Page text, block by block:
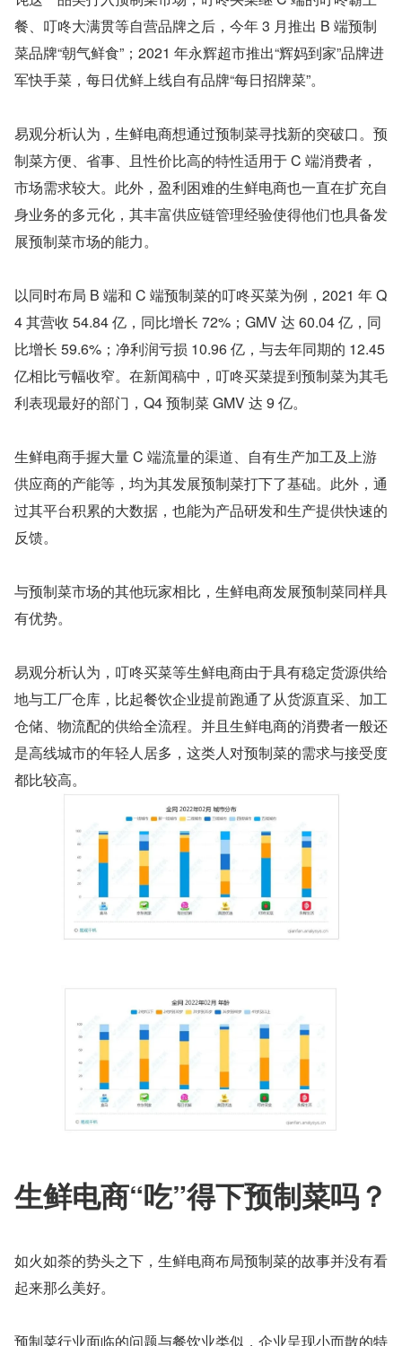
餐、叮咚大满贯等自营品牌之后，今年 3 月推出 B 端预制
菜品牌“朝气鲜食”；2021 年永辉超市推出“辉妈到家”品牌进
军快手菜，每日优鲜上线自有品牌“每日招牌菜”。
易观分析认为，生鲜电商想通过预制菜寻找新的突破口。预
制菜方便、省事、且性价比高的特性适用于 C 端消费者，
市场需求较大。此外，盈利困难的生鲜电商也一直在扩充自
身业务的多元化，其丰富供应链管理经验使得他们也具备发
展预制菜市场的能力。
以同时布局 B 端和 C 端预制菜的叮咚买菜为例，2021 年 Q
4 其营收 54.84 亿，同比增长 72%；GMV 达 60.04 亿，同
比增长 59.6%；净利润亏损 10.96 亿，与去年同期的 12.45
亿相比亏幅收窄。在新闻稿中，叮咚买菜提到预制菜为其毛
利表现最好的部门，Q4 预制菜 GMV 达 9 亿。
生鲜电商手握大量 C 端流量的渠道、自有生产加工及上游
供应商的产能等，均为其发展预制菜打下了基础。此外，通
过其平台积累的大数据，也能为产品研发和生产提供快速的
反馈。
与预制菜市场的其他玩家相比，生鲜电商发展预制菜同样具
有优势。
易观分析认为，叮咚买菜等生鲜电商由于具有稳定货源供给
地与工厂仓库，比起餐饮企业提前跑通了从货源直采、加工
仓储、物流配的供给全流程。并且生鲜电商的消费者一般还
是高线城市的年轻人居多，这类人对预制菜的需求与接受度
都比较高。
生鲜电商“吃”得下预制菜吗？
如火如荼的势头之下，生鲜电商布局预制菜的故事并没有看
起来那么美好。
预制菜行业面临的问题与餐饮业类似，企业呈现小而散的特